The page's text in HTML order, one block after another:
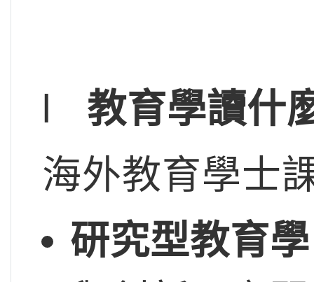
l 教育學讀什
海外教育學士
研究型教育學